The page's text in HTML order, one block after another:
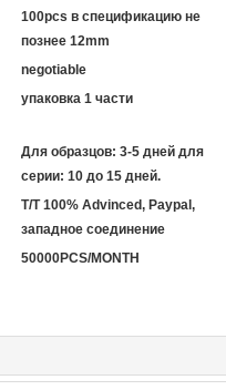
100pcs в спецификацию не
познее 12mm
negotiable
упаковка 1 части
Для образцов: 3-5 дней для
серии: 10 до 15 дней.
T/T 100% Advinced, Paypal,
западное соединение
50000PCS/MONTH